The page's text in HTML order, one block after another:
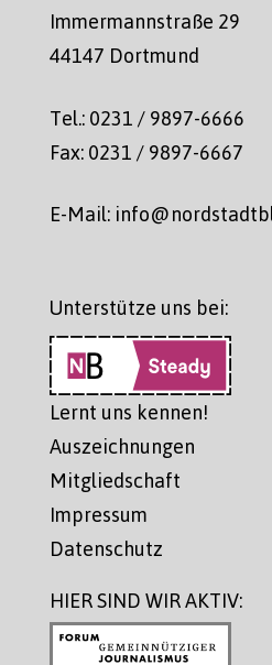
Immermannstraße 29
44147 Dortmund
Tel.: 0231 / 9897-6666
Fax: 0231 / 9897-6667
E-Mail:
Unterstütze uns bei:
Lernt uns kennen!
Auszeichnungen
Mitgliedschaft
Impressum
Datenschutz
HIER SIND WIR AKTIV: